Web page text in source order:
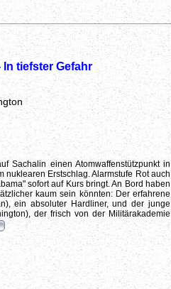
tiefster Gefahr
Sachalin einen Atomwaffenstützpunkt in
Erstschlag. Alarmstufe Rot auch
sofort auf Kurs bringt. An Bord haben
kaum sein könnten: Der erfahrene
ein absoluter Hardliner, und der junge
der frisch von der Militärakademie